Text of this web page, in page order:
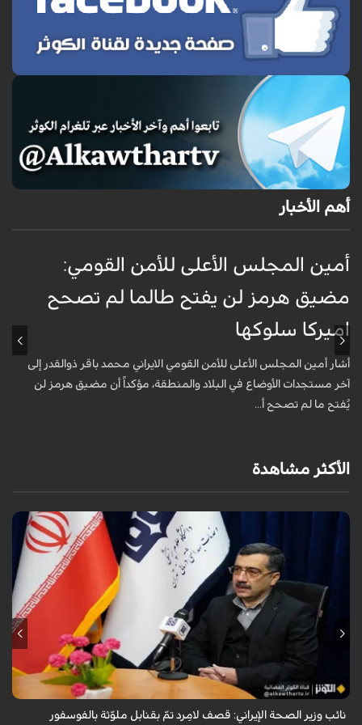
أهم الأخبار
أمين المجلس الأعلى للأمن القومي:
مضيق هرمز لن يفتح طالما لم تصحح
اميركا سلوكها
أشار أمين المجلس الأعلى للأمن القومي الايراني محمد باقر ذوالقدر إلى
آخر مستجدات الأوضاع في البلاد والمنطقة، مؤكداً أن مضيق هرمز لن
يُفتح ما لم تصحح أ...
الأكثر مشاهدة
قال معاون وزير الصحة الإيراني لشؤون البحوث والتكنولوجيا، شاهين آخوندزاده،
إن التحقيقات التي أجرتها وزارة الصحة بشأن قصف مدينة لامِرد في محافظة
نائب وزير الصحة الإيراني: قصف لامِرد تمّ بقنابل ملوّثة بالفوسفور